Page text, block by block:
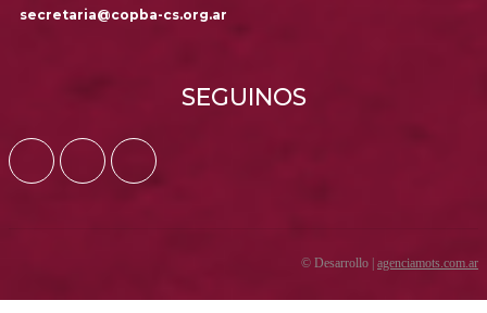
secretaria@copba-cs.org.ar
SEGUINOS
© Desarrollo | agenciamots.com.ar